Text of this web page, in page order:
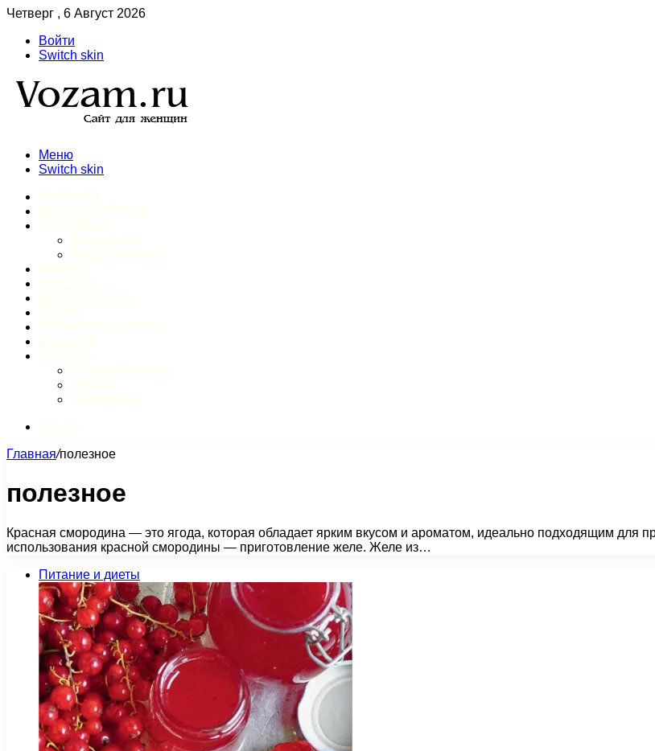
Четверг , 6 Август 2026
Войти
Switch skin
Меню
Switch skin
Главная/полезное
полезное
Красная смородина — это ягода, которая обладает ярким вкусом и ароматом, идеально подходящим для
использования красной смородины — приготовление желе. Желе из…
Питание и диеты